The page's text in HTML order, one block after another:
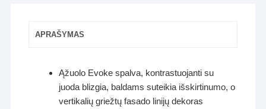
APRAŠYMAS
Ąžuolo Evoke spalva, kontrastuojanti su
juoda blizgia, baldams suteikia išskirtinumo, o
vertikalių griežtų fasado linijų dekoras